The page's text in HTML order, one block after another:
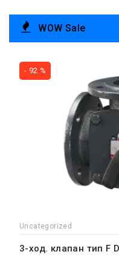
WOW Sale
- 92 %
Uncategorized
3-ход. клапан тип F